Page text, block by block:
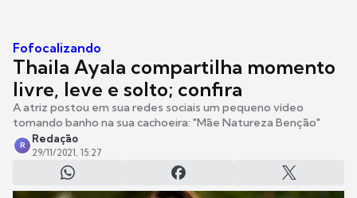
Fofocalizando
Thaila Ayala compartilha momento
livre, leve e solto; confira
A atriz postou em sua redes sociais um pequeno vídeo
tomando banho na sua cachoeira: "Mãe Natureza Benção"
R
Redação
29/11/2021, 15:27